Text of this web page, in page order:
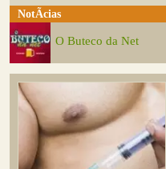
NotÃ­cias
O Buteco da Net